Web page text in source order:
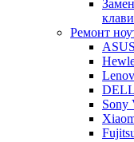
Ремонт
ASUS
DELL
Sony